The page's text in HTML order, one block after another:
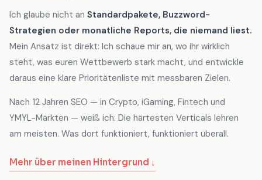
Ich glaube nicht an Standardpakete, Buzzword-
Strategien oder monatliche Reports, die niemand liest.
Mein Ansatz ist direkt: Ich schaue mir an, wo ihr wirklich
steht, was euren Wettbewerb stark macht, und entwickle
daraus eine klare Prioritätenliste mit messbaren Zielen.
Nach 12 Jahren SEO — in Crypto, iGaming, Fintech und
YMYL-Märkten — weiß ich: Die härtesten Verticals lehren
am meisten. Was dort funktioniert, funktioniert überall.
Mehr über meinen Hintergrund ↓